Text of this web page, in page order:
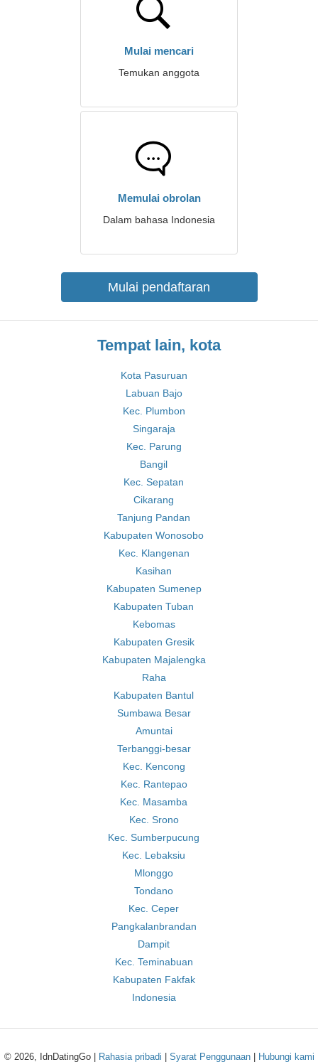
Mulai mencari
Temukan anggota
Memulai obrolan
Dalam bahasa Indonesia
Mulai pendaftaran
Tempat lain, kota
Kota Pasuruan
Labuan Bajo
Kec. Plumbon
Singaraja
Kec. Parung
Bangil
Kec. Sepatan
Cikarang
Tanjung Pandan
Kabupaten Wonosobo
Kec. Klangenan
Kasihan
Kabupaten Sumenep
Kabupaten Tuban
Kebomas
Kabupaten Gresik
Kabupaten Majalengka
Raha
Kabupaten Bantul
Sumbawa Besar
Amuntai
Terbanggi-besar
Kec. Kencong
Kec. Rantepao
Kec. Masamba
Kec. Srono
Kec. Sumberpucung
Kec. Lebaksiu
Mlonggo
Tondano
Kec. Ceper
Pangkalanbrandan
Dampit
Kec. Teminabuan
Kabupaten Fakfak
Indonesia
© 2026, IdnDatingGo | Rahasia pribadi Syarat Penggunaan| Hubungi kami